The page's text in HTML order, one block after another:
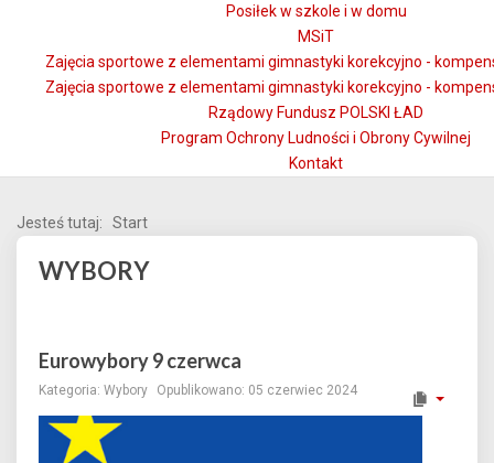
Posiłek w szkole i w domu
MSiT
Zajęcia sportowe z elementami gimnastyki korekcyjno -
Zajęcia sportowe z elementami gimnastyki korekcyjno -
Rządowy Fundusz POLSKI ŁAD
Program Ochrony Ludności i Obrony Cywilnej
Kontakt
Jesteś tutaj: Start
WYBORY
Eurowybory 9 czerwca
Kategoria: Wybory Opublikowano: 05 czerwiec 2024